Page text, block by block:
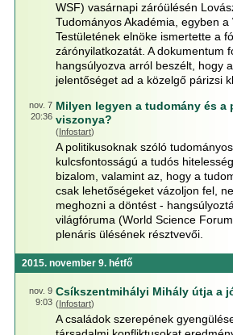
WSF) vasárnapi záróülésén
Tudományos Akadémia, egyben
Testületének elnöke ismertette a
zárónyilatkozatát. A dokumentum
hangsúlyozva arról beszélt, hogy
jelentőséget ad a közelgő párizsi
nov. 7
20:36
Milyen legyen a tudomány és a
viszonya?
(Infostart)
A politikusoknak szóló
kulcsfontosságú a tudós
bizalom, valamint az, hogy a
csak lehetőségeket vázoljon fel,
meghozni a döntést -
világfóruma (World Science
plenáris ülésének résztvevői.
2015. november 9. hétfő
nov. 9
9:03
Csíkszentmihályi Mihály útja a
(Infostart)
A családok szerepének